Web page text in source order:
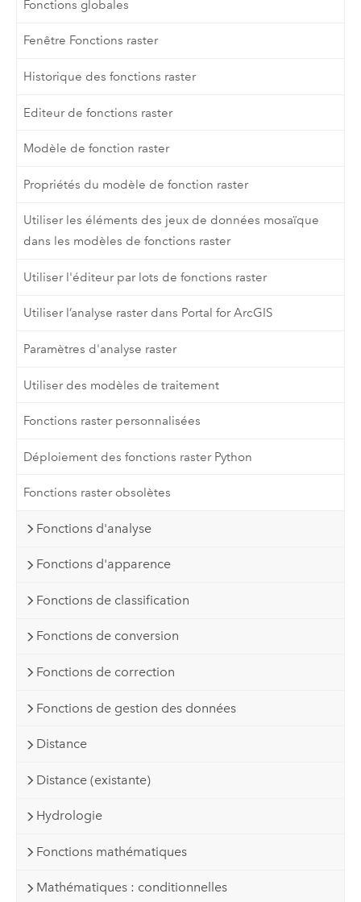
Fonctions globales
Fenêtre Fonctions raster
Historique des fonctions raster
Editeur de fonctions raster
Modèle de fonction raster
Propriétés du modèle de fonction raster
Utiliser les éléments des jeux de données mosaïque
dans les modèles de fonctions raster
Utiliser l'éditeur par lots de fonctions raster
Utiliser l’analyse raster dans Portal for ArcGIS
Paramètres d'analyse raster
Utiliser des modèles de traitement
Fonctions raster personnalisées
Déploiement des fonctions raster Python
Fonctions raster obsolètes
Fonctions d'analyse
Fonctions d'apparence
Fonctions de classification
Fonctions de conversion
Fonctions de correction
Fonctions de gestion des données
Distance
Distance (existante)
Hydrologie
Fonctions mathématiques
Mathématiques : conditionnelles